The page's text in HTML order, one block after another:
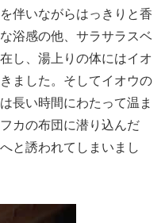
伴いながらはっきりと香
浴感の他、サラサラスベ
し、湯上りの体にはイオ
ました。そしてイオウの
長い時間にわたって温ま
カの布団に潜り込んだ
と誘われてしまいまし